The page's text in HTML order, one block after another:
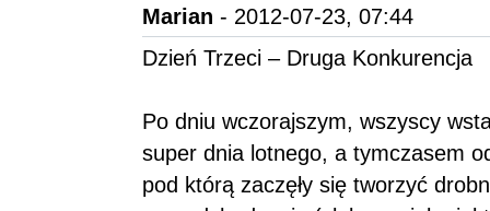
Marian - 2012-07-23, 07:44
Dzień Trzeci – Druga Konkurencja
Po dniu wczorajszym, wszyscy
super dnia lotnego, a tymczasem
pod którą zaczęły się tworzyć